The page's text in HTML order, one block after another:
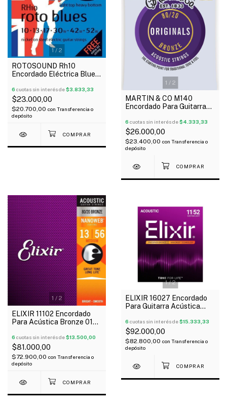
1/ 2
ROTOSOUND Rh10
Encordado Eléctrica Blues
6 cuotas sin interés de$3.833,33
$23.000,00
$20.700,00 con Transferencia o
depósito
1 / 2
MARTIN & CO M140
Encordado Para Guitarra
012-054
6 cuotas sin interés de$4.333,33
$26.000,00
$23.400,00 con Transferencia o
depósito
1/2
ELIXIR 11102 Encordado
Para Acústica Bronze 013-
6 cuotas sin interés de$13.500,00
$81.000,00
$72.900,00 con Transferencia o
depósito
1/2
ELIXIR 16027 Encordado
Para Guitarra Acústica
NANOWEB
6 cuotas sin interés de$15.333,33
$92.000,00
$82.800,00 con Transferencia o
depósito